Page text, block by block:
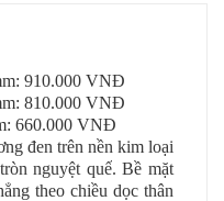
910.000 VNĐ
810.000 VNĐ
660.000 VNĐ
đen trên nền kim loại
nguyệt quế. Bề mặt
theo chiều dọc thân